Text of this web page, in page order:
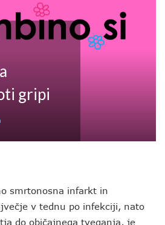
gripi
smrtonosna infarkt in
v tednu po infekciji, nato
do običajnega tveganja, je